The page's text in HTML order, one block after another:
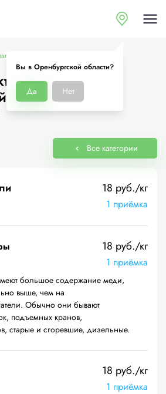
Вы в Оренбургской области?
Да Нет
в Оренбургской области
в
области
Все категории
18 руб./кг
1 приёмка
18 руб./кг
1 приёмка
большое содержание меди,
выше, чем на
Обычно они бывают
подъемных кранов,
старые и сгоревшие, дизельные.
18 руб./кг
1 приёмка